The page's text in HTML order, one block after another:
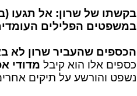
בקשתו של שרון: אל תגעו
במשפטים הפלילים
הכספים שהעביר שרון לא
כספים אלו הוא קיבל מדודי
נשפט והורשע על תיקים